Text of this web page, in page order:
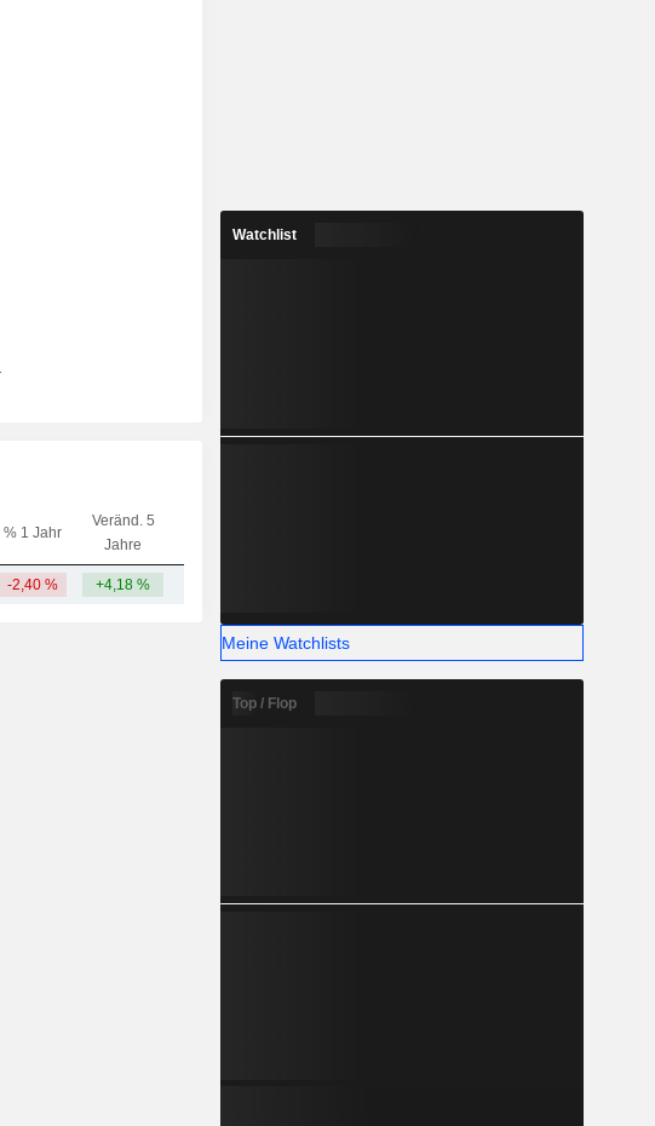
% 1 Jahr
Veränd. 5
Jahre
-2,40 % +4,18 %
Watchlist
Meine Watchlists
Top / Flop